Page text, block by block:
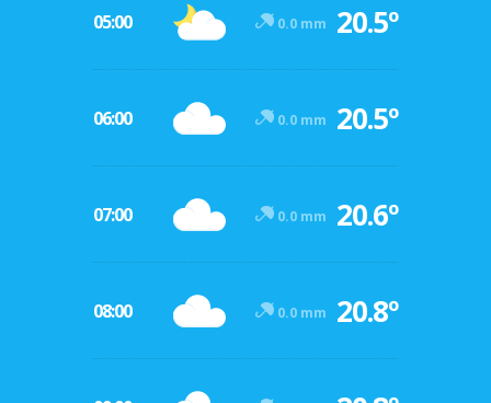
05:00 0.0 mm 20.5º
06:00 0.0 mm 20.5º
07:00 0.0 mm 20.6º
08:00 0.0 mm 20.8º